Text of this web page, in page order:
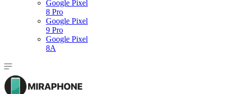
Google Pixel
8 Pro
Google Pixel
9 Pro
Google Pixel
8A